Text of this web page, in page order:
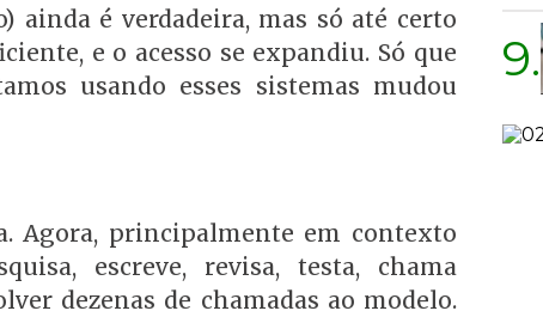
ainda é verdadeira, mas só até certo
e o acesso se expandiu. Só que
usando esses sistemas mudou
Agora, principalmente em contexto
escreve, revisa, testa, chama
dezenas de chamadas ao modelo.
9.